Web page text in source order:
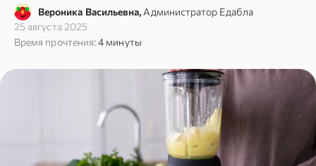
Вероника Васильевна, Администратор Едабла
25 августа 2025
Время прочтения:4 минуты